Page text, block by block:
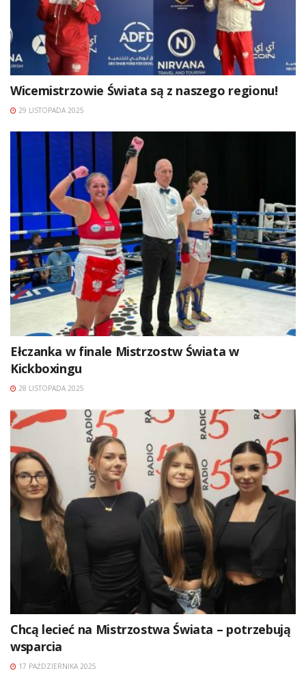
Wicemistrzowie Świata są z naszego regionu!
29 LISTOPADA 2025
Ełczanka w finale Mistrzostw Świata w
Kickboxingu
28 LISTOPADA 2025
Chcą lecieć na Mistrzostwa Świata – potrzebują
wsparcia
17 PAŹDZIERNIKA 2025